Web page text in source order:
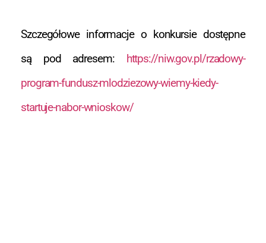
Szczegółowe informacje o konkursie dostępne
są pod adresem: https://niw.gov.pl/rzadowy-
program-fundusz-mlodziezowy-wiemy-kiedy-
startuje-nabor-wnioskow/